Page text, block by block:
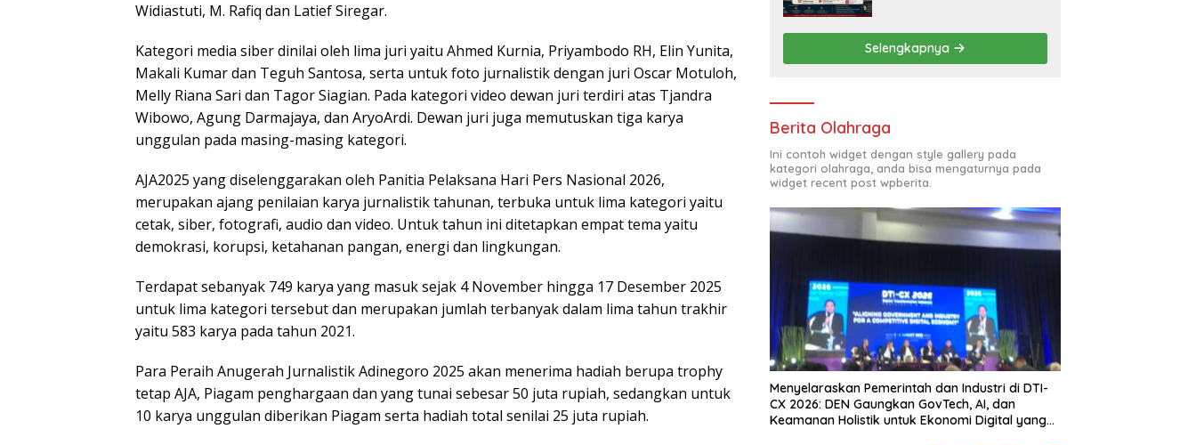
Widiastuti, M. Rafiq dan Latief Siregar.
Kategori media siber dinilai oleh lima juri yaitu Ahmed Kurnia, Priyambodo RH, Elin Yunita,
Makali Kumar dan Teguh Santosa, serta untuk foto jurnalistik dengan juri Oscar Motuloh,
Melly Riana Sari dan Tagor Siagian. Pada kategori video dewan juri terdiri atas Tjandra
Wibowo, Agung Darmajaya, dan AryoArdi. Dewan juri juga memutuskan tiga karya
unggulan pada masing-masing kategori.
AJA2025 yang diselenggarakan oleh Panitia Pelaksana Hari Pers Nasional 2026,
merupakan ajang penilaian karya jurnalistik tahunan, terbuka untuk lima kategori yaitu
cetak, siber, fotografi, audio dan video. Untuk tahun ini ditetapkan empat tema yaitu
demokrasi, korupsi, ketahanan pangan, energi dan lingkungan.
Terdapat sebanyak 749 karya yang masuk sejak 4 November hingga 17 Desember 2025
untuk lima kategori tersebut dan merupakan jumlah terbanyak dalam lima tahun trakhir
yaitu 583 karya pada tahun 2021.
Para Peraih Anugerah Jurnalistik Adinegoro 2025 akan menerima hadiah berupa trophy
tetap AJA, Piagam penghargaan dan yang tunai sebesar 50 juta rupiah, sedangkan untuk
10 karya unggulan diberikan Piagam serta hadiah total senilai 25 juta rupiah.
Kedaulatan Ekonomi
Selengkapnya
Berita Olahraga
Ini contoh widget dengan style gallery pada
kategori olahraga, anda bisa mengaturnya pada
widget recent post wpberita.
Menyelaraskan Pemerintah dan Industri di DTI-
CX 2026: DEN Gaungkan GovTech, AI, dan
Keamanan Holistik untuk Ekonomi Digital yang